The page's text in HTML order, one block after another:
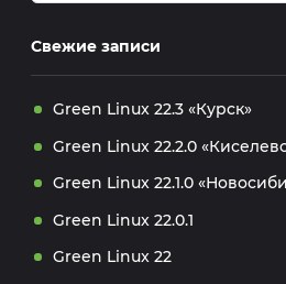
Свежие записи
Green Linux 22.3 «Курск»
Green Linux 22.2.0
Green Linux 22.1.0
Green Linux 22.0.1
Green Linux 22